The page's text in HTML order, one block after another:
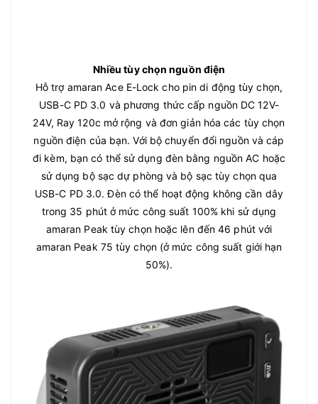
Nhiều tùy chọn nguồn điện
Hỗ trợ amaran Ace E-Lock cho pin di động tùy chọn,
USB-C PD 3.0 và phương thức cấp nguồn DC 12V-
24V, Ray 120c mở rộng và đơn giản hóa các tùy chọn
nguồn điện của bạn. Với bộ chuyển đổi nguồn và cáp
đi kèm, bạn có thể sử dụng đèn bằng nguồn AC hoặc
sử dụng bộ sạc dự phòng và bộ sạc tùy chọn qua
USB-C PD 3.0. Đèn có thể hoạt động không cần dây
trong 35 phút ở mức công suất 100% khi sử dụng
amaran Peak tùy chọn hoặc lên đến 46 phút với
amaran Peak 75 tùy chọn (ở mức công suất giới hạn
50%).